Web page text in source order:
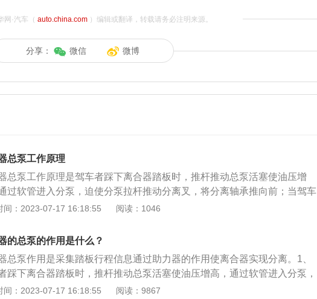
网·汽车（ auto.china.com）编辑或翻译，转载请务必注明来源。
分享： 微信 微博
总泵工作原理
总泵工作原理是驾车者踩下离合器踏板时，推杆推动总泵活塞使油压增
过软管进入分泵，迫使分泵拉杆推动分离叉，将分离轴承推向前；当驾车
离合器踏板时，液压解除，分离叉在回位弹簧作用下逐渐退回原位，离合
压输出到离合器分泵，离合器分泵将液压转换成推力，推动离合器分离轴
而使离合器实现分离。离合器总泵是连接在离合器脚踏板并通过油管与离合
器连接的部分，它的作用是使踏板通过助力器的作用实现分离。离合器是
动中常用的部件，可以将汽车上的传动系统随时分离或接合，但是汽车对
的工作是有要求的，汽车在行驶过程中换挡，要求离合器接合平稳，分离
间：2023-07-17 16:18:55 阅读：1046
的总泵的作用是什么？
总泵作用是采集踏板行程信息通过助力器的作用使离合器实现分离。1、
踩下离合器踏板时，推杆推动总泵活塞使油压增高，通过软管进入分泵，
泵拉杆推动分离叉，将分离轴承推向前；当驾车者松开离合器踏板时，液
间：2023-07-17 16:18:55 阅读：9867